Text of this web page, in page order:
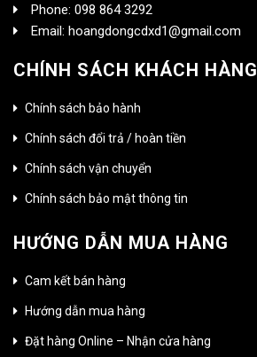
Phone: 098 864 3292
Email: hoangdongcdxd1@gmail.com
CHÍNH SÁCH KHÁCH HÀNG
Chính sách bảo hành
Chính sách đổi trả / hoàn tiền
Chính sách vận chuyển
Chính sách bảo mật thông tin
HƯỚNG DẪN MUA HÀNG
Cam kết bán hàng
Hướng dẫn mua hàng
Đặt hàng Online – Nhận cửa hàng